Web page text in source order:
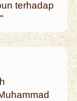
terhadap